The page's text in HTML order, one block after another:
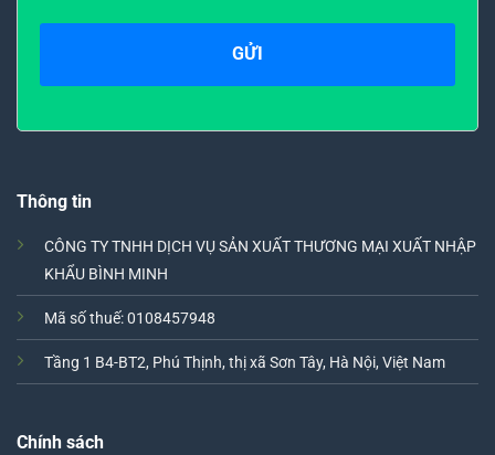
Thông tin
CÔNG TY TNHH DỊCH VỤ SẢN XUẤT THƯƠNG MẠI XUẤT NHẬP
KHẨU BÌNH MINH
Mã số thuế: 0108457948
Tầng 1 B4-BT2, Phú Thịnh, thị xã Sơn Tây, Hà Nội, Việt Nam
Chính sách